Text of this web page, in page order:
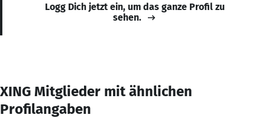
Logg Dich jetzt ein, um das ganze Profil zu
sehen.
XING Mitglieder mit ähnlichen
Profilangaben